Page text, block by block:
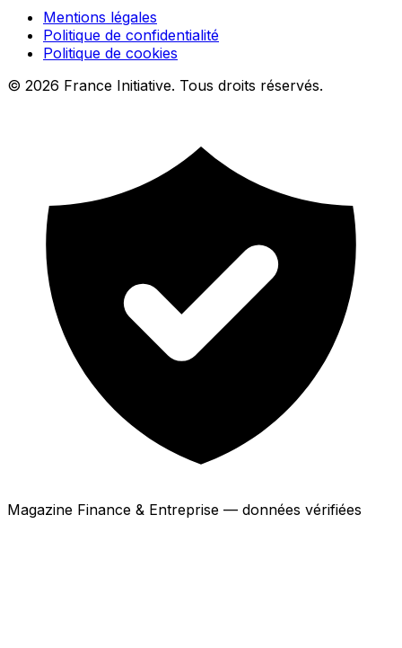
Mentions légales
Politique de confidentialité
Politique de cookies
© 2026 France Initiative. Tous droits réservés.
Magazine Finance & Entreprise — données vérifiées